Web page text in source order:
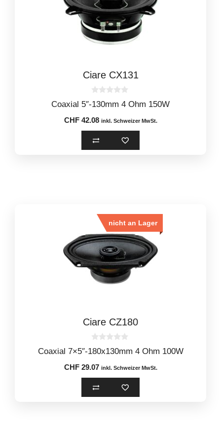
Ciare CX131
0
o
t
5
Coaxial 5″-130mm 4 Ohm 150W
CHF42.08 inkl. Schweizer MwSt.
nicht an Lager
Ciare CZ180
0
o
t
5
Coaxial 7×5″-180x130mm 4 Ohm 100W
CHF29.07 inkl. Schweizer MwSt.